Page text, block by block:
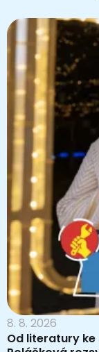
8. 8. 2026
Od literatury